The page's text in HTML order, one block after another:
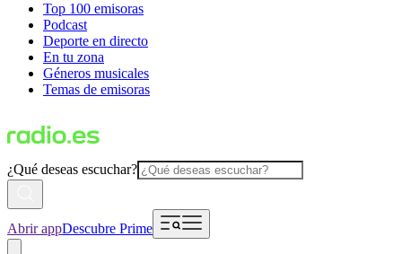
Top 100 emisoras
Podcast
Deporte en directo
En tu zona
Géneros musicales
Temas de emisoras
¿Qué deseas escuchar?
Abrir appDescubre Prime